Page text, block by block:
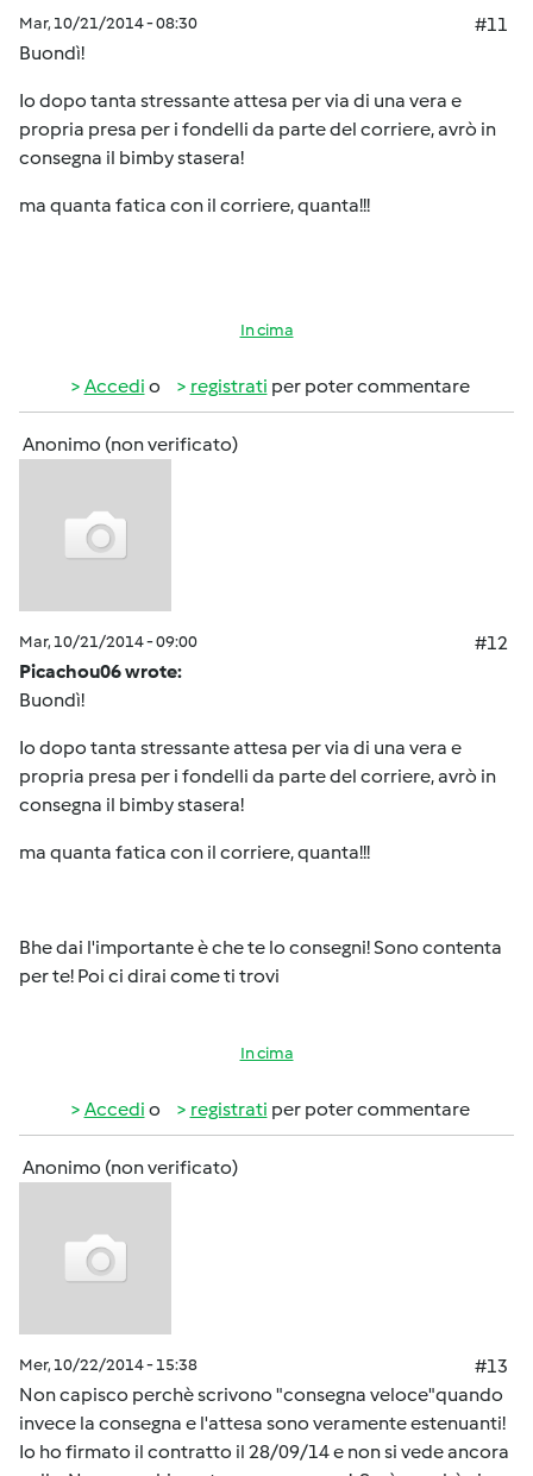
Mar, 10/21/2014 - 08:30
#11
Buondì!
Io dopo tanta stressante attesa per via di una vera e
propria presa per i fondelli da parte del corriere, avrò in
consegna il bimby stasera!
ma quanta fatica con il corriere, quanta!!!
In cima
Accedi o registrati per poter commentare
Anonimo (non verificato)
Mar, 10/21/2014 - 09:00
#12
Picachou06 wrote:
Buondì!
Io dopo tanta stressante attesa per via di una vera e
propria presa per i fondelli da parte del corriere, avrò in
consegna il bimby stasera!
ma quanta fatica con il corriere, quanta!!!
Bhe dai l'importante è che te lo consegni! Sono contenta
per te! Poi ci dirai come ti trovi
In cima
Accedi o registrati per poter commentare
Anonimo (non verificato)
Mer, 10/22/2014 - 15:38
#13
Non capisco perchè scrivono "consegna veloce"quando
invece la consegna e l'attesa sono veramente estenuanti!
Io ho firmato il contratto il 28/09/14 e non si vede ancora